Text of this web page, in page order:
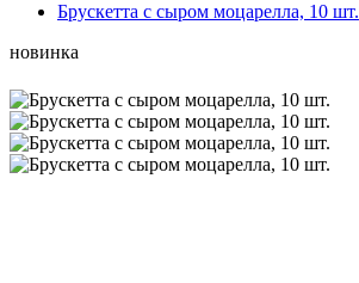
Брускетта с сыром моцарелла, 10 шт.
новинка